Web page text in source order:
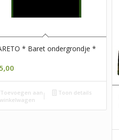
* Baret ondergrondje *
5,00
aan
winkelwagen
Toon details